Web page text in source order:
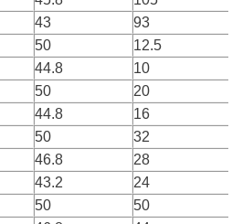
43
93
50
12.5
44.8
10
50
20
44.8
16
50
32
46.8
28
43.2
24
50
50